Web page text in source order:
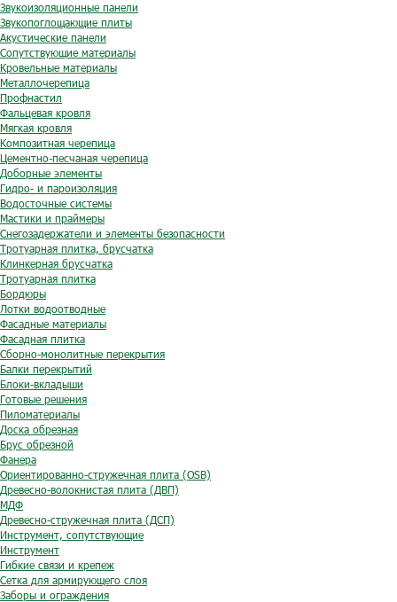
Звукоизоляционные панели
Звукопоглощающие плиты
Акустические панели
Сопутствующие материалы
Кровельные материалы
Металлочерепица
Профнастил
Фальцевая кровля
Мягкая кровля
Композитная черепица
Цементно-песчаная черепица
Доборные элементы
Гидро- и пароизоляция
Водосточные системы
Мастики и праймеры
Снегозадержатели и элементы безопасности
Тротуарная плитка, брусчатка
Клинкерная брусчатка
Тротуарная плитка
Бордюры
Лотки водоотводные
Фасадные материалы
Фасадная плитка
Сборно-монолитные перекрытия
Балки перекрытий
Блоки-вкладыши
Готовые решения
Пиломатериалы
Доска обрезная
Брус обрезной
Фанера
Ориентированно-стружечная плита (OSB)
Древесно-волокнистая плита (ДВП)
МДФ
Древесно-стружечная плита (ДСП)
Инструмент, сопутствующие
Инструмент
Гибкие связи и крепеж
Сетка для армирующего слоя
Заборы и ограждения